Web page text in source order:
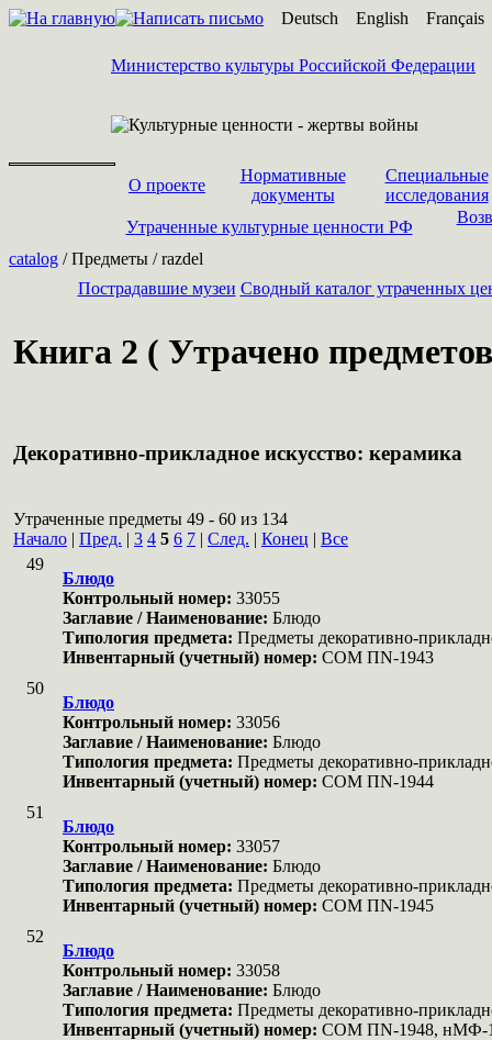
Deutsch English Français
Министерство культуры Российской Федерации
О проекте
Нормативные
документы
Специальные
исследования
Утраченные культурные ценности РФ
catalog / Предметы / razdel
Пострадавшие музеи Cводный каталог утраченных
Книга 2 ( Утрачено
Декоративно-прикладное искусство: керамика
Утраченные предметы 49 - 60 из 134
Начало | Пред. | 3 4 5 6 7 | След. | Конец | Все
49
Блюдо
Контрольный номер: 33055
Заглавие / Наименование: Блюдо
Типология предмета: Предметы декоративно-
Инвентарный (учетный) номер: COM ПN-1943
50
Блюдо
Контрольный номер: 33056
Заглавие / Наименование: Блюдо
Типология предмета: Предметы декоративно-
Инвентарный (учетный) номер: COM ПN-1944
51
Блюдо
Контрольный номер: 33057
Заглавие / Наименование: Блюдо
Типология предмета: Предметы декоративно-
Инвентарный (учетный) номер: COM ПN-1945
52
Блюдо
Контрольный номер: 33058
Заглавие / Наименование: Блюдо
Типология предмета: Предметы декоративно-
Инвентарный (учетный) номер: COM ПN-1948, нМФ-